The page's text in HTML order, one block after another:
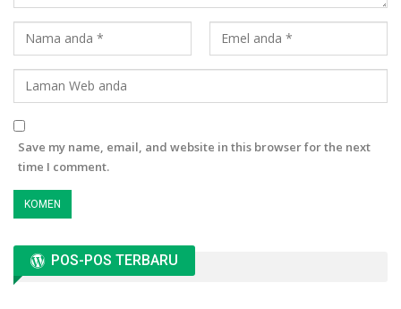
Save my name, email, and website in this browser for the next
time I comment.
POS-POS TERBARU